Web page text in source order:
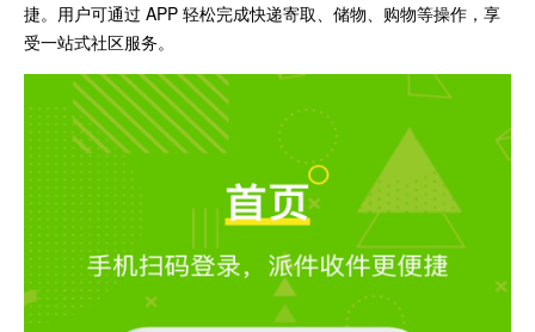
捷。用户可通过 APP 轻松完成快递寄取、储物、购物等操作，享
受一站式社区服务。